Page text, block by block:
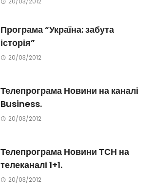
Програма “Україна: забута
історія”
20/03/2012
Телепрограма Новини на каналі
Business.
20/03/2012
Телепрограма Новини ТСН на
телеканалі 1+1.
20/03/2012